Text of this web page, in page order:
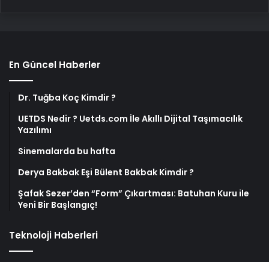
En Güncel Haberler
Dr. Tuğba Koç Kimdir ?
UETDS Nedir ? Uetds.com İle Akıllı Dijital Taşımacılık
Yazılımı
Sinemalarda bu hafta
Derya Bakbak Eşi Bülent Bakbak Kimdir ?
Şafak Sezer’den “Form” Çıkartması: Batuhan Kuru ile
Yeni Bir Başlangıç!
Teknoloji Haberleri